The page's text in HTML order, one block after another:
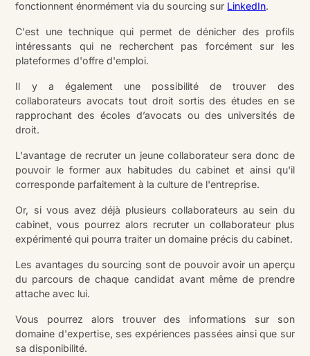
fonctionnent énormément via du sourcing sur LinkedIn.
C'est une technique qui permet de dénicher des profils
intéressants qui ne recherchent pas forcément sur les
plateformes d'offre d'emploi.
Il y a également une possibilité de trouver des
collaborateurs avocats tout droit sortis des études en se
rapprochant des écoles d’avocats ou des universités de
droit.
L'avantage de recruter un jeune collaborateur sera donc de
pouvoir le former aux habitudes du cabinet et ainsi qu'il
corresponde parfaitement à la culture de l'entreprise.
Or, si vous avez déjà plusieurs collaborateurs au sein du
cabinet, vous pourrez alors recruter un collaborateur plus
expérimenté qui pourra traiter un domaine précis du cabinet.
Les avantages du sourcing sont de pouvoir avoir un aperçu
du parcours de chaque candidat avant même de prendre
attache avec lui.
Vous pourrez alors trouver des informations sur son
domaine d'expertise, ses expériences passées ainsi que sur
sa disponibilité.